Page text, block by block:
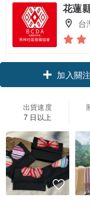
花蓮
台
加入關注
出貨速度
7 日以上